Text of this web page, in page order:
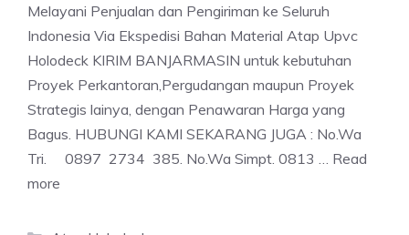
Melayani Penjualan dan Pengiriman ke Seluruh
Indonesia Via Ekspedisi Bahan Material Atap Upvc
Holodeck KIRIM BANJARMASIN untuk kebutuhan
Proyek Perkantoran,Pergudangan maupun Proyek
Strategis lainya, dengan Penawaran Harga yang
Bagus. HUBUNGI KAMI SEKARANG JUGA : No.Wa
Tri. 0897 2734 385. No.Wa Simpt. 0813 … Read
more